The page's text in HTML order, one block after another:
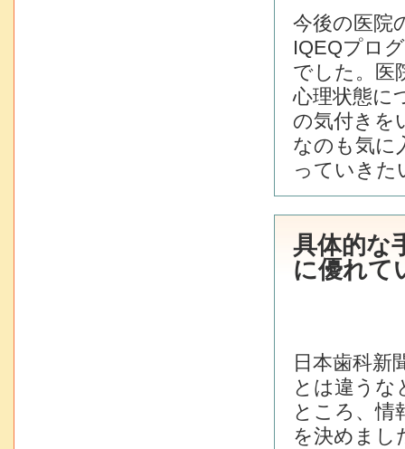
今後の医院
IQEQプロ
でした。医
心理状態に
の気付きを
なのも気に
っていきた
具体的な
に優れて
日本歯科新
とは違うな
ところ、情
を決めまし